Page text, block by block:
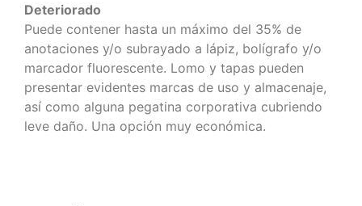
Deteriorado
Puede contener hasta un máximo del 35% de
anotaciones y/o subrayado a lápiz, bolígrafo y/o
marcador fluorescente. Lomo y tapas pueden
presentar evidentes marcas de uso y almacenaje,
así como alguna pegatina corporativa cubriendo
leve daño. Una opción muy económica.